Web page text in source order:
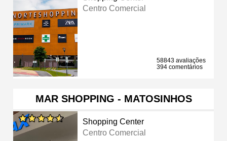
Centro Comercial
58843 avaliações
394 comentários
MAR SHOPPING - MATOSINHOS
Shopping Center
Centro Comercial